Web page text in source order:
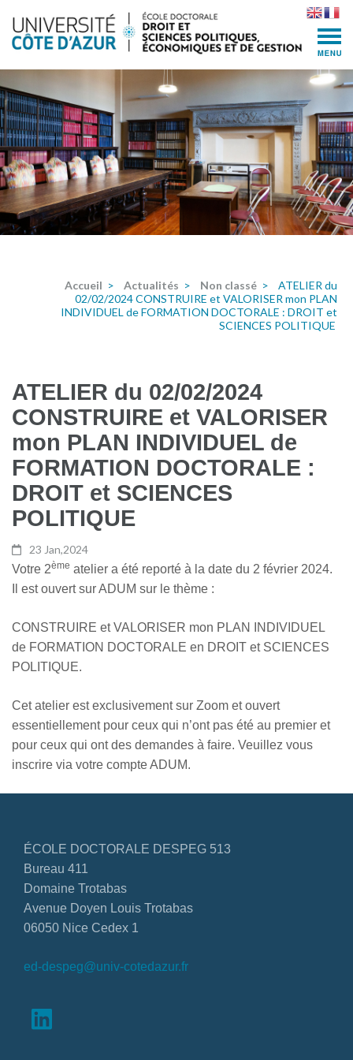
content
(Press
Enter)
Accueil > Actualités > Non classé >
ATELIER du
02/02/2024 CONSTRUIRE et VALORISER mon PLAN
INDIVIDUEL de FORMATION DOCTORALE : DROIT et
SCIENCES POLITIQUE
ATELIER du 02/02/2024
CONSTRUIRE et VALORISER
mon PLAN INDIVIDUEL de
FORMATION DOCTORALE :
DROIT et SCIENCES
POLITIQUE
23 Jan,2024
Votre 2ème atelier a été reporté à la date du 2 février 2024.
Il est ouvert sur ADUM sur le thème :
CONSTRUIRE et VALORISER mon PLAN INDIVIDUEL
de FORMATION DOCTORALE en DROIT et SCIENCES
POLITIQUE.
Cet atelier est exclusivement sur Zoom et ouvert
essentiellement pour ceux qui n’ont pas été au premier et
pour ceux qui ont des demandes à faire. Veuillez vous
inscrire via votre compte ADUM.
ÉCOLE DOCTORALE DESPEG 513
Bureau 411
Domaine Trotabas
Avenue Doyen Louis Trotabas
06050 Nice Cedex 1
ed-despeg@univ-cotedazur.fr